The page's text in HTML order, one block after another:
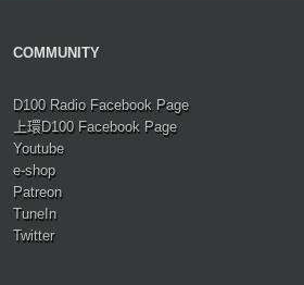
COMMUNITY
D100 Radio Facebook Page
上環D100 Facebook Page
Youtube
e-shop
Patreon
TuneIn
Twitter